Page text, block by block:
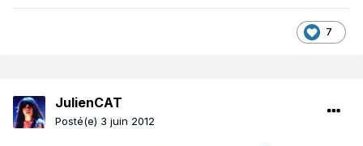
7
JulienCAT
Posté(e) 3 juin 2012